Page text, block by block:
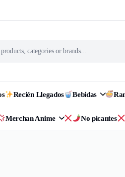
Recién Llegados Bebidas
Merchan Anime No picantes